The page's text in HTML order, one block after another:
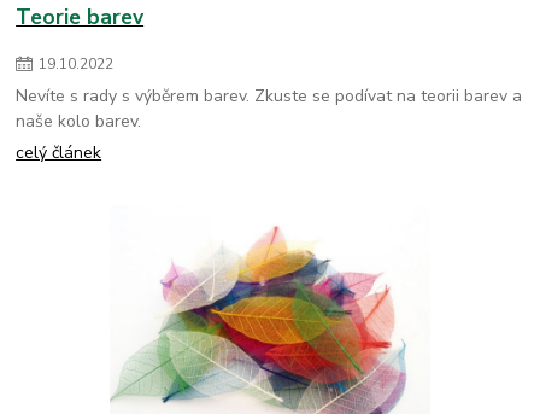
Teorie barev
19.10.2022
Nevíte s rady s výběrem barev. Zkuste se podívat na teorii barev a
naše kolo barev.
celý článek